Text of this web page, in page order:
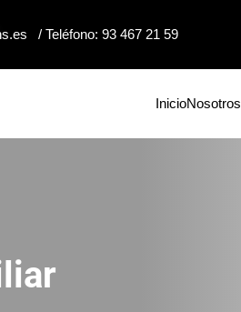
/ Teléfono: 93 467 21 59
InicioNosotros